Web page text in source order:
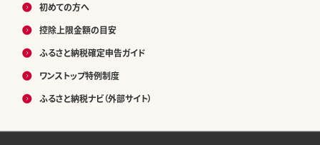
初めての方へ
控除上限金額の目安
ふるさと納税確定申告ガイド
ワンストップ特例制度
ふるさと納税ナビ（外部サイト）